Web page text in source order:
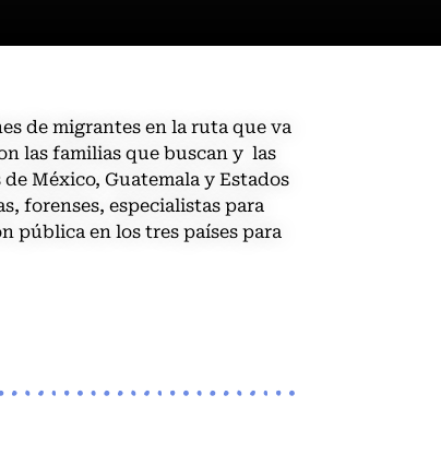
de migrantes en la ruta que va
las familias que buscan y las
México, Guatemala y Estados
forenses, especialistas para
pública en los tres países para